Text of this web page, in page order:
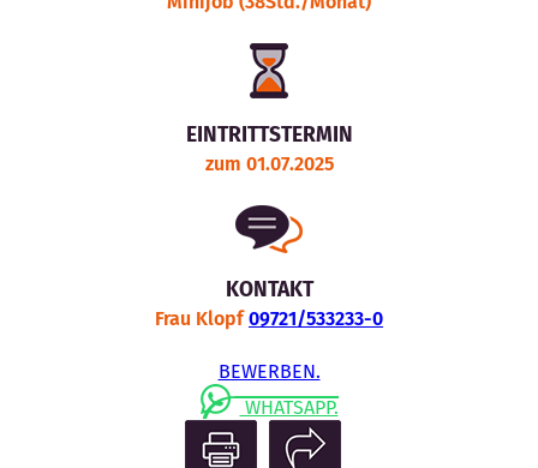
EINTRITTSTERMIN
zum 01.07.2025
KONTAKT
Frau Klopf09721/533233-0
BEWERBEN.
WHATSAPP.